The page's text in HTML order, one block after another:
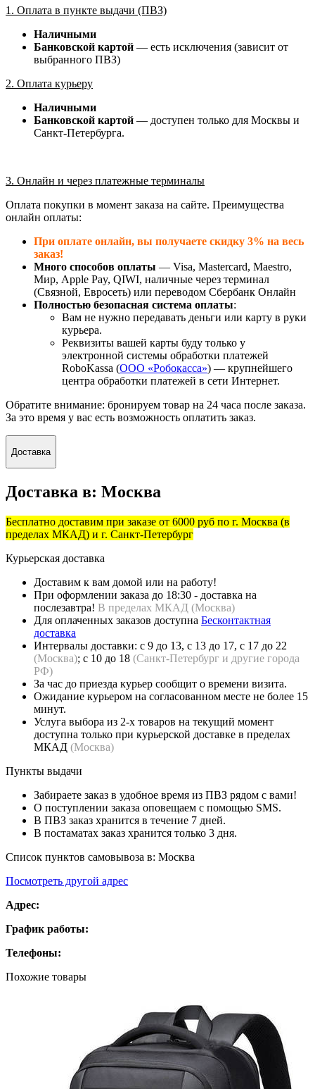
1. Оплата в пункте выдачи (ПВЗ)
Наличными
Банковской картой — есть исключения (зависит от
выбранного ПВЗ)
2. Оплата курьеру
Наличными
Банковской картой — доступен только для Москвы и
Санкт-Петербурга.
3. Онлайн и через платежные терминалы
Оплата покупки в момент заказа на сайте. Преимущества
онлайн оплаты:
При оплате онлайн, вы получаете скидку 3% на весь
заказ!
Много способов оплаты — Visa, Mastercard, Maestro,
Мир, Apple Pay, QIWI, наличные через терминал
(Связной, Евросеть) или переводом Сбербанк Онлайн
Полностью безопасная система оплаты:
Вам не нужно передавать деньги или карту в руки
курьера.
Реквизиты вашей карты буду только у
электронной системы обработки платежей
RoboKassa (ООО «Робокасса») — крупнейшего
центра обработки платежей в сети Интернет.
Обратите внимание: бронируем товар на 24 часа после заказа.
За это время у вас есть возможность оплатить заказ.
Доставка
Доставка в: Москва
Бесплатно доставим при заказе от 6000 руб по г. Москва (в
пределах МКАД) и г. Санкт-Петербург
Курьерская доставка
Доставим к вам домой или на работу!
При оформлении заказа до 18:30 - доставка на
послезавтра! В пределах МКАД (Москва)
Для оплаченных заказов доступна Бесконтактная
доставка
Интервалы доставки: с 9 до 13, с 13 до 17, с 17 до 22
(Москва); с 10 до 18 (Санкт-Петербург и другие города
РФ)
За час до приезда курьер сообщит о времени визита.
Ожидание курьером на согласованном месте не более 15
минут.
Услуга выбора из 2-х товаров на текущий момент
доступна только при курьерской доставке в пределах
МКАД (Москва)
Пункты выдачи
Забираете заказ в удобное время из ПВЗ рядом с вами!
О поступлении заказа оповещаем с помощью SMS.
В ПВЗ заказ хранится в течение 7 дней.
В постаматах заказ хранится только 3 дня.
Список пунктов самовывоза в: Москва
Посмотреть другой адрес
Адрес:
График работы:
Телефоны:
Похожие товары